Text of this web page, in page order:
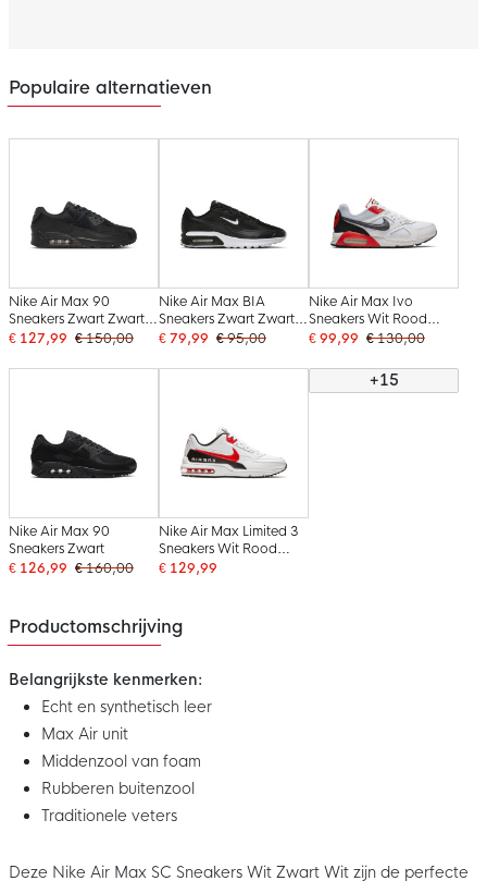
Populaire alternatieven
Nike Air Max 90
Sneakers Zwart Zwart
Wit
€ 127,99 € 150,00
Nike Air Max BIA
Sneakers Zwart Zwart
Wit
€ 79,99 € 95,00
Nike Air Max Ivo
Sneakers Wit Rood
Zwart
€ 99,99 € 130,00
Nike Air Max 90
Sneakers Zwart
€ 126,99 € 160,00
Nike Air Max Limited 3
Sneakers Wit Rood
Zwart
€ 129,99
+15
Productomschrijving
Belangrijkste kenmerken:
Echt en synthetisch leer
Max Air unit
Middenzool van foam
Rubberen buitenzool
Traditionele veters
Deze Nike Air Max SC Sneakers Wit Zwart Wit zijn de perfecte